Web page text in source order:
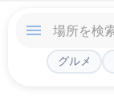
グルメ